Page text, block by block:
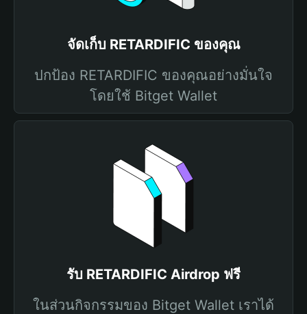
จัดเก็บ RETARDIFIC ของคุณ
ปกป้อง RETARDIFIC ของคุณอย่างมั่นใจ
โดยใช้ Bitget Wallet
รับ RETARDIFIC Airdrop ฟรี
ในส่วนกิจกรรมของ Bitget Wallet เราได้